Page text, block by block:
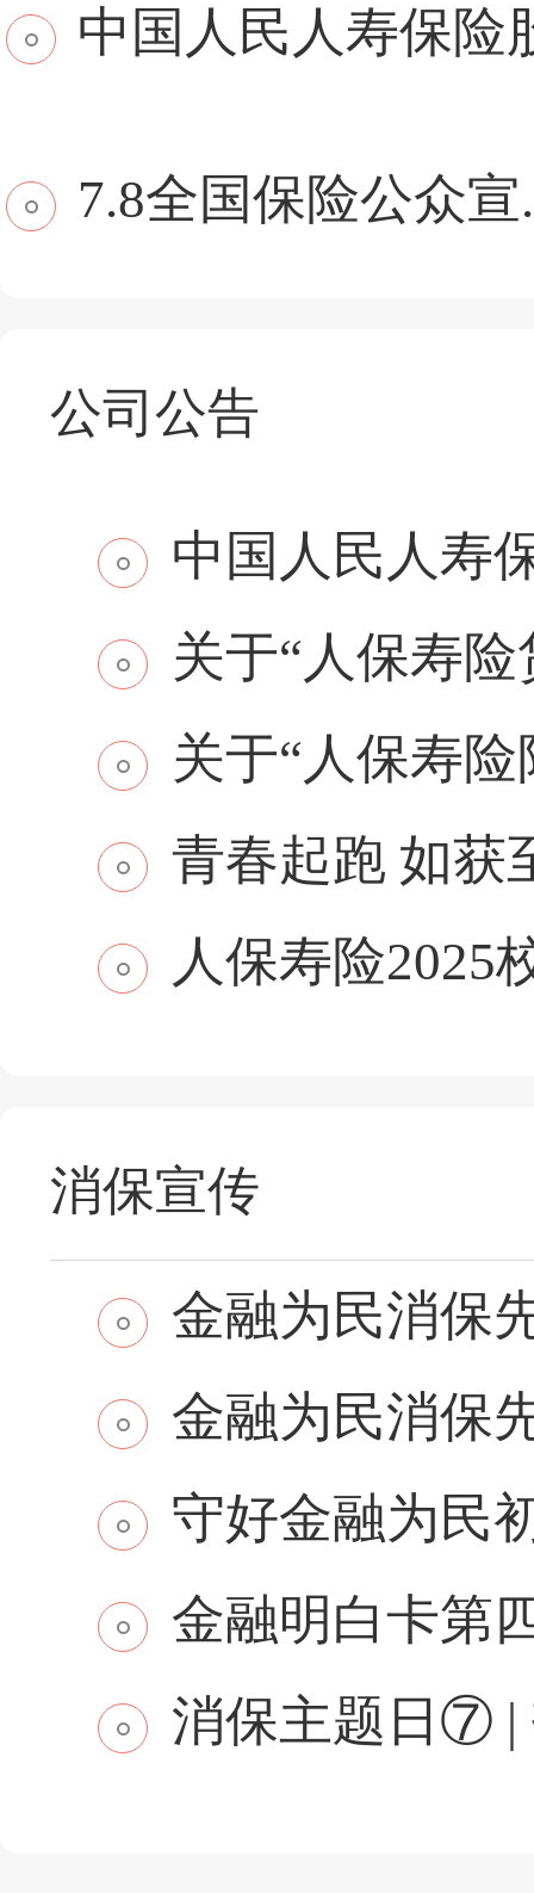
中国人民人寿保险
7.8全国保险公众宣
公司公告
中国人民人寿
关于“人保寿
关于“人保寿
青春起跑 如获
人保寿险2025
消保宣传
金融为民消保
金融为民消保
守好金融为民
金融明白卡第
消保主题日⑦ |